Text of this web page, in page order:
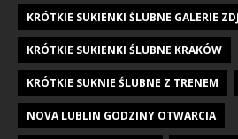
KRÓTKIE SUKIENKI ŚLUBNE GALERIE
KRÓTKIE SUKIENKI ŚLUBNE KRAKÓW
KRÓTKIE SUKNIE ŚLUBNE Z TRENEM
NOVA LUBLIN GODZINY OTWARCIA